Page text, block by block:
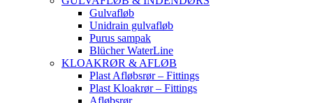
Gulvafløb
Unidrain gulvafløb
Purus sampak
Blücher WaterLine
KLOAKRØR & AFLØB
Plast Afløbsrør – Fittings
Plast Kloakrør – Fittings
Afløbsrør